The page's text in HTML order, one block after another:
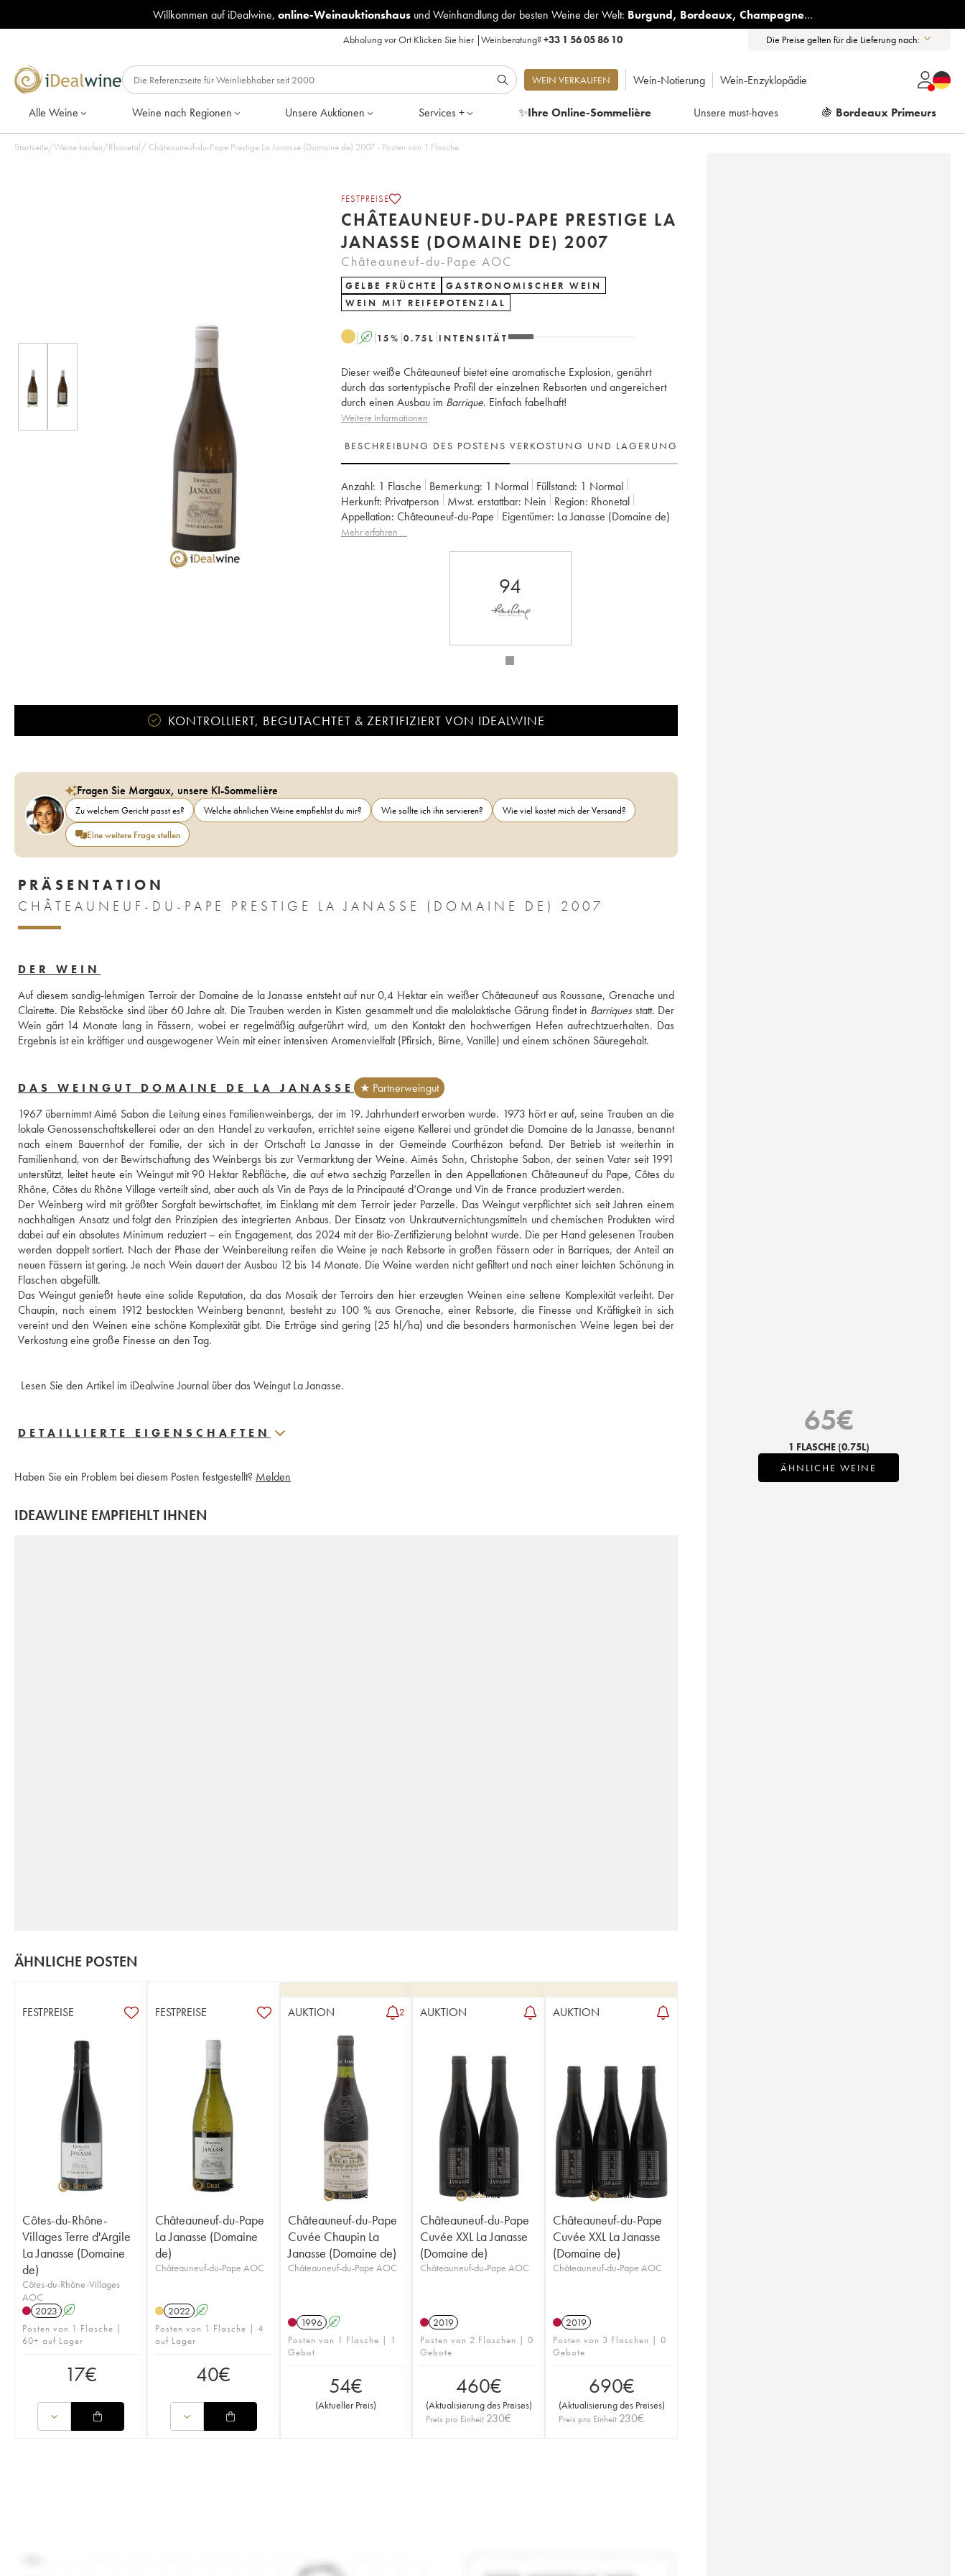
Willkommen auf iDealwine, online-Weinauktionshausund Weinhandlung der besten Weine der Welt: Burgund, Bordeaux, Champagne...
Abholung vor Ort Klicken Sie hier|Weinberatung?+33 1 56 05 86 10 Die Preise gelten für die Lieferung nach:
WEIN VERKAUFEN Wein-Notierung Wein-Enzyklopädie
Alle Weine Weine nach Regionen Unsere Auktionen Services + ✨Ihre Online-Sommelière Unsere must-haves 🍇 Bordeaux Primeurs
Startseite/Weine kaufen/Rhonetal/ Châteauneuf-du-Pape Prestige La Janasse (Domaine de) 2007 - Posten von 1 Flasche
FESTPREISE
CHÂTEAUNEUF-DU-PAPE PRESTIGE LA
JANASSE (DOMAINE DE) 2007
Châteauneuf-du-Pape AOC
GELBE FRÜCHTE
GASTRONOMISCHER WEIN
WEIN MIT REIFEPOTENZIAL
A 15% 0.75 L INTENSITÄT
Dieser weiße Châteauneuf bietet eine aromatische Explosion, genährt
durch das sortentypische Profil der einzelnen Rebsorten und angereichert
durch einen Ausbau im Barrique. Einfach fabelhaft!
Weitere Informationen
BESCHREIBUNG DES POSTENS VERKOSTUNG UND LAGERUNG
Anzahl: 1 Flasche Bemerkung: 1 Normal Füllstand: 1 Normal
Herkunft:
privatperson Mwst. erstattbar: nein Region:
Rhonetal
Appellation:
Châteauneuf-du-Pape Eigentümer: La Janasse (Domaine de)
Mehr erfahren …
94
KONTROLLIERT, BEGUTACHTET & ZERTIFIZIERT VON IDEALWINE
Fragen Sie Margaux, unsere KI-Sommelière
Zu welchem Gericht passt es? Welche ähnlichen Weine empfiehlst du mir? Wie sollte ich ihn servieren?
Wie viel kostet mich der Versand?
Eine weitere Frage stellen
PRÄSENTATION
CHÂTEAUNEUF-DU-PAPE PRESTIGE LA JANASSE (DOMAINE DE) 2007
DER WEIN
Auf diesem sandig-lehmigen Terroir der Domaine de la Janasse entsteht auf nur 0,4 Hektar ein weißer Châteauneuf aus Roussane, Grenache und
Clairette. Die Rebstöcke sind über 60 Jahre alt. Die Trauben werden in Kisten gesammelt und die malolaktische Gärung findet in Barriques statt. Der
Wein gärt 14 Monate lang in Fässern, wobei er regelmäßig aufgerührt wird, um den Kontakt den hochwertigen Hefen aufrechtzuerhalten. Das
Ergebnis ist ein kräftiger und ausgewogener Wein mit einer intensiven Aromenvielfalt (Pfirsich, Birne, Vanille) und einem schönen Säuregehalt.
DAS WEINGUT DOMAINE DE LA JANASSE
★ Partnerweingut
1967 übernimmt Aimé Sabon die Leitung eines Familienweinbergs, der im 19. Jahrhundert erworben wurde. 1973 hört er auf, seine Trauben an die
lokale Genossenschaftskellerei oder an den Handel zu verkaufen, errichtet seine eigene Kellerei und gründet die Domaine de la Janasse, benannt
nach einem Bauernhof der Familie, der sich in der Ortschaft La Janasse in der Gemeinde Courthézon befand. Der Betrieb ist weiterhin in
Familienhand, von der Bewirtschaftung des Weinbergs bis zur Vermarktung der Weine. Aimés Sohn, Christophe Sabon, der seinen Vater seit 1991
unterstützt, leitet heute ein Weingut mit 90 Hektar Rebfläche, die auf etwa sechzig Parzellen in den Appellationen Châteauneuf du Pape, Côtes du
Rhône, Côtes du Rhône Village verteilt sind, aber auch als Vin de Pays de la Principauté d‘Orange und Vin de France produziert werden.
Der Weinberg wird mit größter Sorgfalt bewirtschaftet, im Einklang mit dem Terroir jeder Parzelle. Das Weingut verpflichtet sich seit Jahren einem
nachhaltigen Ansatz und folgt den Prinzipien des integrierten Anbaus. Der Einsatz von Unkrautvernichtungsmitteln und chemischen Produkten wird
dabei auf ein absolutes Minimum reduziert – ein Engagement, das 2024 mit der Bio-Zertifizierung belohnt wurde. Die per Hand gelesenen Trauben
werden doppelt sortiert. Nach der Phase der Weinbereitung reifen die Weine je nach Rebsorte in großen Fässern oder in Barriques, der Anteil an
neuen Fässern ist gering. Je nach Wein dauert der Ausbau 12 bis 14 Monate. Die Weine werden nicht gefiltert und nach einer leichten Schönung in
Flaschen abgefüllt.
Das Weingut genießt heute eine solide Reputation, da das Mosaik der Terroirs den hier erzeugten Weinen eine seltene Komplexität verleiht. Der
Chaupin, nach einem 1912 bestockten Weinberg benannt, besteht zu 100 % aus Grenache, einer Rebsorte, die Finesse und Kräftigkeit in sich
vereint und den Weinen eine schöne Komplexität gibt. Die Erträge sind gering (25 hl/ha) und die besonders harmonischen Weine legen bei der
Verkostung eine große Finesse an den Tag.
Lesen Sie den Artikel im iDealwine Journal über das Weingut La Janasse.
DETAILLIERTE EIGENSCHAFTEN
Haben Sie ein Problem bei diesem Posten festgestellt? Melden
IDEAWLINE EMPFIEHLT IHNEN
ÄHNLICHE POSTEN
FESTPREISE
Côtes-du-Rhône-
Villages Terre d'Argile
La Janasse (Domaine
de)
Côtes-du-Rhône-Villages
AOC
2023 A
Posten von 1 Flasche |
60+ auf Lager
17€
FESTPREISE
Châteauneuf-du-Pape
La Janasse (Domaine
de)
Châteauneuf-du-Pape AOC
2022 A
Posten von 1 Flasche | 4
auf Lager
40€
AUKTION 2
Châteauneuf-du-Pape
Cuvée Chaupin La
Janasse (Domaine de)
Châteauneuf-du-Pape AOC
1996 A
Posten von 1 Flasche | 1
Gebot
54€
(Aktueller Preis)
AUKTION
Châteauneuf-du-Pape
Cuvée XXL La Janasse
(Domaine de)
Châteauneuf-du-Pape AOC
2019
Posten von 2 Flaschen | 0
Gebote
460€
(Aktualisierung des Preises)
Preis pro Einheit 230€
AUKTION
Châteauneuf-du-Pape
Cuvée XXL La Janasse
(Domaine de)
Châteauneuf-du-Pape AOC
2019
Posten von 3 Flaschen | 0
Gebote
690€
(Aktualisierung des Preises)
Preis pro Einheit 230€
65€
1 FLASCHE (0.75L)
ÄHNLICHE WEINE